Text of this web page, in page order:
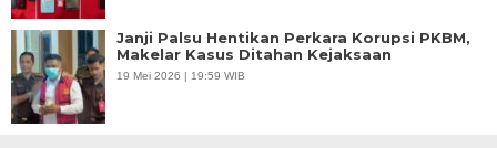
Janji Palsu Hentikan Perkara Korupsi PKBM,
Makelar Kasus Ditahan Kejaksaan
19 Mei 2026 | 19:59 WIB